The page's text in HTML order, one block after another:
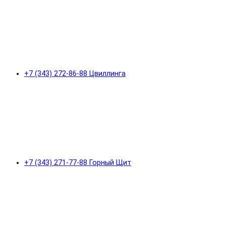
+7 (343) 272-86-88 Цвиллинга
+7 (343) 271-77-88 Горный Щит